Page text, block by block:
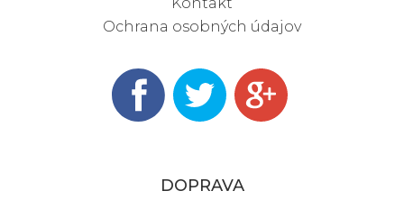
Ochrana osobných údajov
DOPRAVA